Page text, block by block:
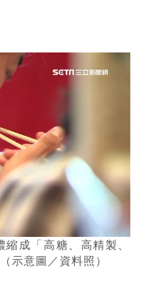
成「高糖、高精製、
示意圖／資料照）